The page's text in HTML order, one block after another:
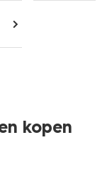
kopen